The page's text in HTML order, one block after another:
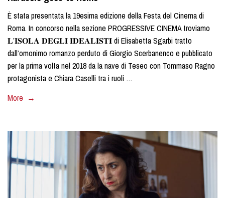
È stata presentata la 19esima edizione della Festa del Cinema di
Roma. In concorso nella sezione PROGRESSIVE CINEMA troviamo
𝐋’𝐈𝐒𝐎𝐋𝐀 𝐃𝐄𝐆𝐋𝐈 𝐈𝐃𝐄𝐀𝐋𝐈𝐒𝐓𝐈 di Elisabetta Sgarbi tratto
dall’omonimo romanzo perduto di Giorgio Scerbanenco e pubblicato
per la prima volta nel 2018 da la nave di Teseo con Tommaso Ragno
protagonista e Chiara Caselli tra i ruoli …
More →